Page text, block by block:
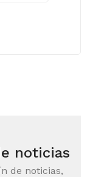
noticias
de noticias,